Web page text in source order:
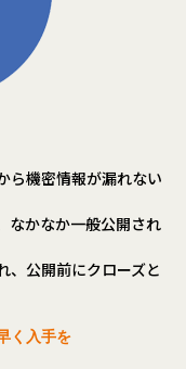
ら機密情報が漏れない
なかなか一般公開され
、公開前にクローズと
く入手を